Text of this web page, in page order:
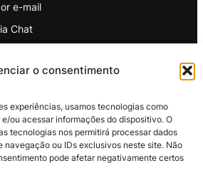
o consentimento
experiências, usamos tecnologias como
ou acessar informações do dispositivo. O
tecnologias nos permitirá processar dados
navegação ou IDs exclusivos neste site. Não
pode afetar negativamente certos
e-mail
Chat
e Devoluções